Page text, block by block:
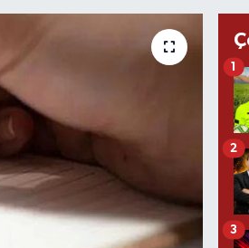
1
2
3